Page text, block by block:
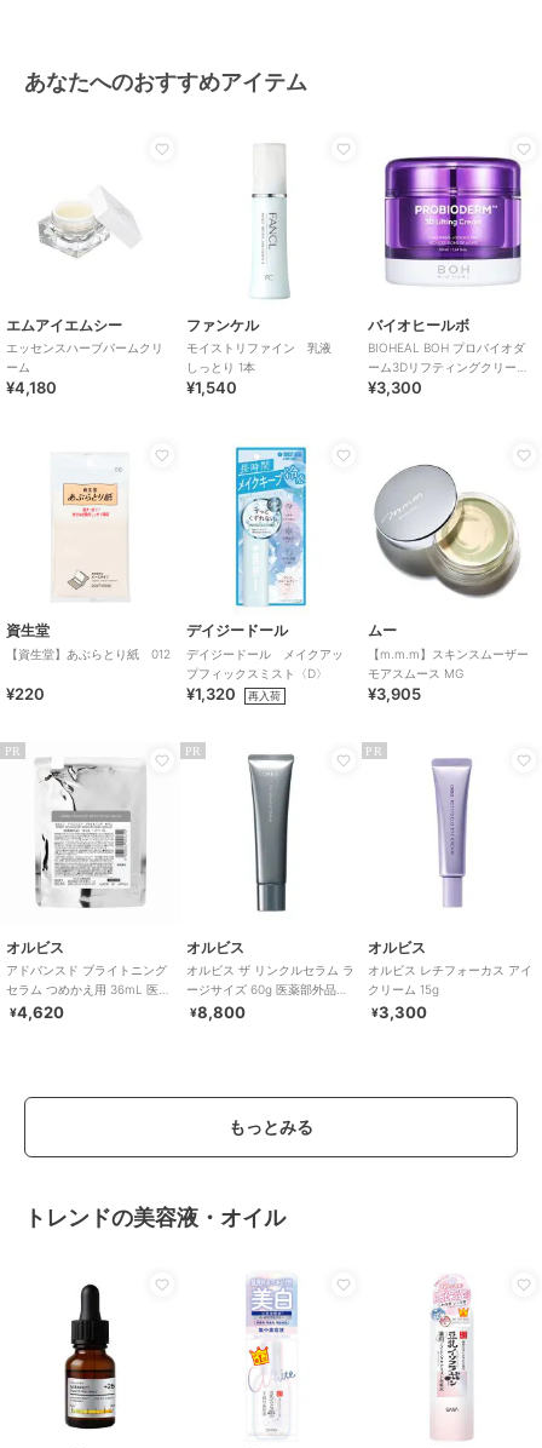
あなたへのおすすめアイテム
エムアイエムシー
エッセンスハーブバームクリ
ーム
¥4,180
ファンケル
モイストリファイン 乳液
しっとり 1本
¥1,540
バイオヒールボ
BIOHEAL BOH プロバイオダ
ーム3Dリフティングクリーム
(韓国コスメ)
¥3,300
資生堂
【資生堂】あぶらとり紙 012
¥220
デイジードール
デイジードール メイクアッ
プフィックスミスト〈D〉
¥1,320 再入荷
ムー
【m.m.m】スキンスムーザー
モアスムース MG
¥3,905
PR
オルビス
アドバンスド ブライトニング
セラム つめかえ用 36mL 医薬
部外品
¥4,620
PR
オルビス
オルビス ザ リンクルセラム ラ
ージサイズ 60g 医薬部外品
（シワ改善美容液）
¥8,800
PR
オルビス
オルビス レチフォーカス アイ
クリーム 15g
¥3,300
もっとみる
トレンドの美容液・オイル